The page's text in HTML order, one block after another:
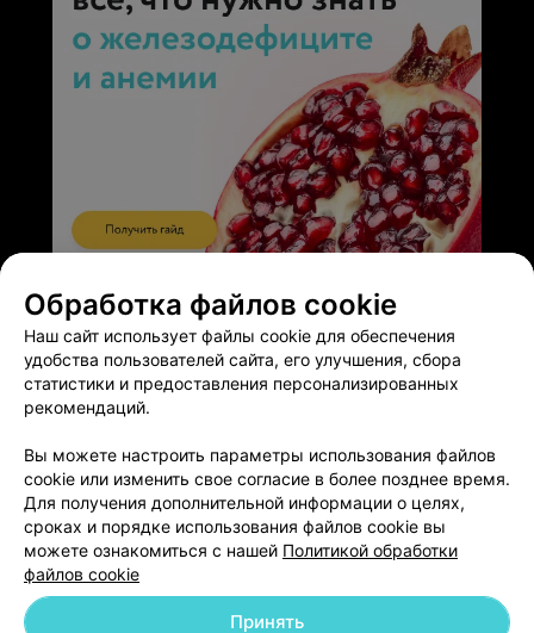
Добавить специалиста
Обработка файлов cookie
Наш сайт использует файлы cookie для обеспечения
удобства пользователей сайта, его улучшения, сбора
статистики и предоставления персонализированных
рекомендаций.
Вы можете настроить параметры использования файлов
cookie или изменить свое согласие в более позднее время.
Для получения дополнительной информации о целях,
сроках и порядке использования файлов cookie вы
можете ознакомиться с нашей Политикой обработки
файлов cookie
Принять